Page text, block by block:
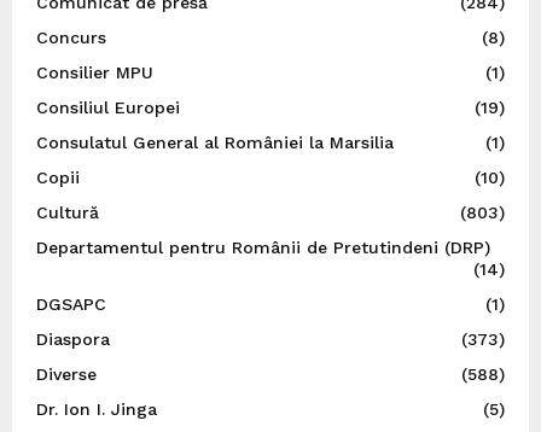
Concurs
(8)
Consilier MPU
(1)
Consiliul Europei
(19)
Consulatul General al României la Marsilia
(1)
Copii
(10)
Cultură
(803)
Departamentul pentru Românii de Pretutindeni (DRP)
(14)
DGSAPC
(1)
Diaspora
(373)
Diverse
(588)
Dr. Ion I. Jinga
(5)